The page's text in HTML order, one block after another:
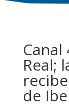
Canal
Real;
de